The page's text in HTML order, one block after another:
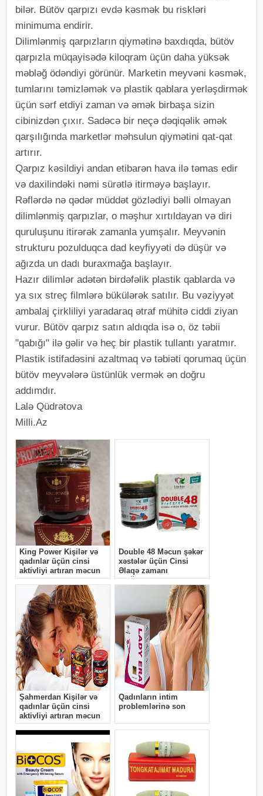
bilər. Bütöv qarpızı evdə kəsmək bu riskləri
minimuma endirir.
Dilimlənmiş qarpızların qiymətinə baxdıqda, bütöv
qarpızla müqayisədə kiloqram üçün daha yüksək
məbləğ ödəndiyi görünür. Marketin meyvəni kəsmək,
tumlarını təmizləmək və plastik qablara yerləşdirmək
üçün sərf etdiyi zaman və əmək birbaşa sizin
cibinizdən çıxır. Sadəcə bir neçə dəqiqəlik əmək
qarşılığında marketlər məhsulun qiymətini qat-qat
artırır.
Qarpız kəsildiyi andan etibarən hava ilə təmas edir
və daxilindəki nəmi sürətlə itirməyə başlayır.
Rəflərdə nə qədər müddət gözlədiyi bəlli olmayan
dilimlənmiş qarpızlar, o məşhur xırtıldayan və diri
quruluşunu itirərək zamanla yumşalır. Meyvənin
strukturu pozulduqca dad keyfiyyəti də düşür və
ağızda un dadı buraxmağa başlayır.
Hazır dilimlər adətən birdəfəlik plastik qablarda və
ya sıx streç filmlərə bükülərək satılır. Bu vəziyyət
ambalaj çirkliliyi yaradaraq ətraf mühitə ciddi ziyan
vurur. Bütöv qarpız satın aldıqda isə o, öz təbii
"qabığı" ilə gəlir və heç bir plastik tullantı yaratmır.
Plastik istifadəsini azaltmaq və təbiəti qorumaq üçün
bütöv meyvələrə üstünlük vermək ən doğru
addımdır.
Lalə Qüdrətova
Milli.Az